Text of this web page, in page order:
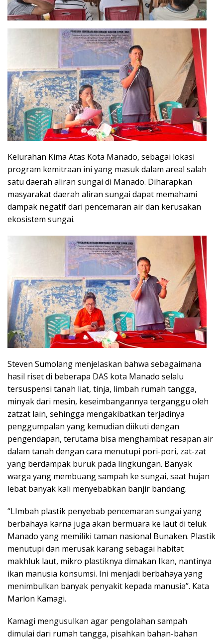
Kelurahan Kima Atas Kota Manado, sebagai lokasi
program kemitraan ini yang masuk dalam areal salah
satu daerah aliran sungai di Manado. Diharapkan
masyarakat daerah aliran sungai dapat memahami
dampak negatif dari pencemaran air dan kerusakan
ekosistem sungai.
Steven Sumolang menjelaskan bahwa sebagaimana
hasil riset di beberapa DAS kota Manado selalu
tersuspensi tanah liat, tinja, limbah rumah tangga,
minyak dari mesin, keseimbangannya terganggu oleh
zatzat lain, sehingga mengakibatkan terjadinya
penggumpalan yang kemudian diikuti dengan
pengendapan, terutama bisa menghambat resapan air
dalam tanah dengan cara menutupi pori-pori, zat-zat
yang berdampak buruk pada lingkungan. Banyak
warga yang membuang sampah ke sungai, saat hujan
lebat banyak kali menyebabkan banjir bandang.
“LImbah plastik penyebab pencemaran sungai yang
berbahaya karna juga akan bermuara ke laut di teluk
Manado yang memiliki taman nasional Bunaken. Plastik
menutupi dan merusak karang sebagai habitat
makhluk laut, mikro plastiknya dimakan Ikan, nantinya
ikan manusia konsumsi. Ini menjadi berbahaya yang
menimbulkan banyak penyakit kepada manusia”. Kata
Marlon Kamagi.
Kamagi mengusulkan agar pengolahan sampah
dimulai dari rumah tangga, pisahkan bahan-bahan